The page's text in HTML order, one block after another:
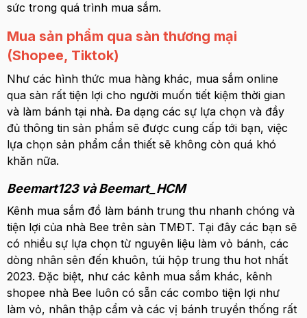
sức trong quá trình mua sắm.
Mua sản phẩm qua sàn thương mại
(Shopee, Tiktok)
Như các hình thức mua hàng khác, mua sắm online
qua sàn rất tiện lợi cho người muốn tiết kiệm thời gian
và làm bánh tại nhà. Đa dạng các sự lựa chọn và đầy
đủ thông tin sản phẩm sẽ được cung cấp tới bạn, việc
lựa chọn sản phẩm cần thiết sẽ không còn quá khó
khăn nữa.
Beemart123 và Beemart_HCM
Kênh mua sắm đồ làm bánh trung thu nhanh chóng và
tiện lợi của nhà Bee trên sàn TMĐT. Tại đây các bạn sẽ
có nhiều sự lựa chọn từ nguyên liệu làm vỏ bánh, các
dòng nhân sên đến khuôn, túi hộp trung thu hot nhất
2023. Đặc biệt, như các kênh mua sắm khác, kênh
shopee nhà Bee luôn có sẵn các combo tiện lợi như
làm vỏ, nhân thập cẩm và các vị bánh truyền thống rất